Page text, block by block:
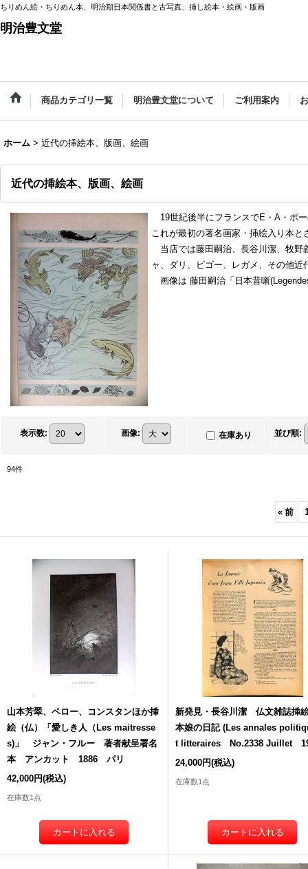
ちりめん絵・ちりめん本、明治期日本関係書と古写真、挿し絵本・絵画・版画
明治豊文堂
商品カテゴリ一覧 明治豊文堂について ご利用案内
ホーム > 近代の挿絵本、版画、絵画
近代の挿絵本、版画、絵画
19世紀後半にフランスでE・A・ポ
これが最初の著名画家・挿絵入り本と
当店では藤田嗣治、長谷川潔、牧野
ャ、ダリ、ビゴー、レガメ、その他
画像は 藤田嗣治「日本昔噺
表示数: 画像: 在庫あり 並び順:
94件
« 前
山本芳翠、ベロー、コンスタンほか挿
絵（仏）「愛しき人（Les maitresse
s)」 ジャン・フルー 著者献呈署名
本 アンカット 1886 パリ
42,000円(税込)
在庫数1点
新発見・長谷川潔 仏文雑誌挿
本娘の日記 (Les annales
t litteraires No.2338 Juillet
24,000円(税込)
在庫数1点